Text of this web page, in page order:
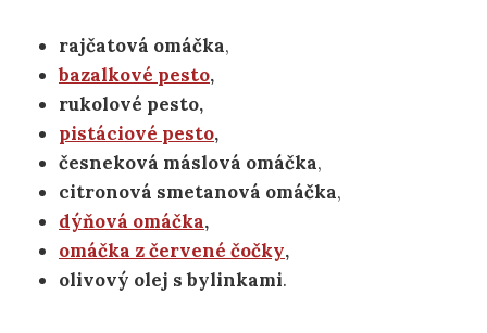
rajčatová omáčka,
bazalkové pesto,
rukolové pesto,
pistáciové pesto,
česneková máslová omáčka,
citronová smetanová omáčka,
dýňová omáčka,
omáčka z červené čočky,
olivový olej s bylinkami.